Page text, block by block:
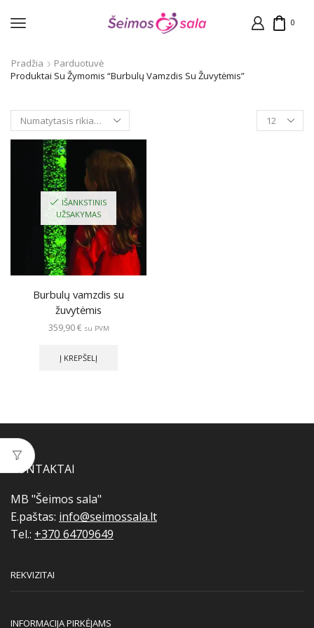
0
Pradžia
Parduotuvė
Produktai Su Žymomis “Burbulų Vamzdis Su Žuvytėmis”
Products
per
IŠANKSTINIS
UŽSAKYMAS
Burbulų vamzdis su
žuvytėmis
359,90€ su PVM
Į KREPŠELĮ
KONTAKTAI
MB "Šeimos sala"
E.paštas: info@seimossala.lt
Tel.: +370 64709649
REKVIZITAI
INFORMACIJA PIRKĖJAMS